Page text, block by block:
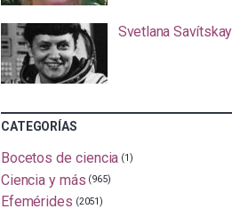
Svetlana
CATEGORÍAS
Bocetos de ciencia (1)
Ciencia y más (965)
Efemérides (2051)